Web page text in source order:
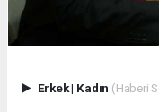
Erkek| Kadın (Haberi